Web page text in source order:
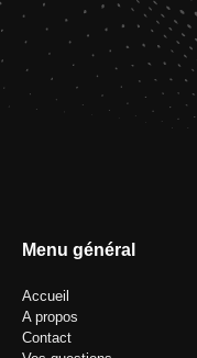
Menu général
Accueil
A propos
Contact